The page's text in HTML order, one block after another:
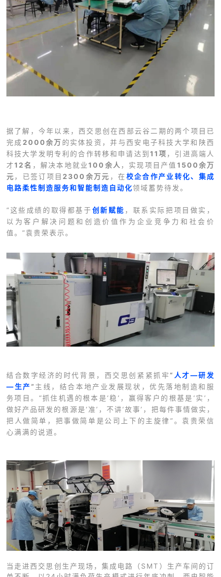
据了解，今年以来，西交思创在西部云谷二期的两个项目已
完成 2000余万 的实体投资，并与西安电子科技大学和陕西
科技大学发明专利的合作转移和申请达到11项 ，引进高端人
才12名 ，解决本地就业100余人 ，实现项目产值 1500余万
元 ，已签订项目 2300余万元 ，在 校企合作产业转化、集成
电路柔性制造服务和智能制造自动化领域蓄势待发。
“这些成绩的取得都基于创新赋能 ，联系实际把项目做实，
以为客户解决问题和创造价值作为企业竞争力和社会价
值。”袁贵荣表示。
结合数字经济的时代背景，西交思创紧紧抓牢“ 人才—研发
—生产” 主线，结合本地产业发展现状，优先落地制造和服
务项目。“抓住机遇的根本是‘稳’，赢得客户的根基是‘实’，
做好产品研发的根源是‘准’，不讲‘故事’，把每件事情做实，
把人做简单，把事做简单是公司上下的主旋律”。袁贵荣信
心满满的说道。
当走进西交思创生产现场，集成电路（SMT）生产车间的订